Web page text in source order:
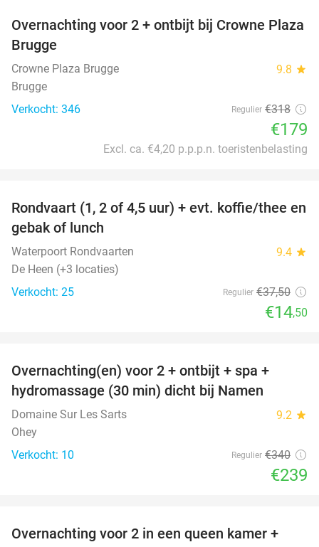
44%
Overnachting voor 2 + ontbijt bij Crowne Plaza
Brugge
Crowne Plaza Brugge 9.8 star
Brugge
Verkocht: 346
Regulier €318
€179
Excl. ca. €4,20 p.p.p.n. toeristenbelasting
61%
Rondvaart (1, 2 of 4,5 uur) + evt. koffie/thee en
gebak of lunch
Waterpoort Rondvaarten 9.4 star
De Heen (+3 locaties)
Verkocht: 25
Regulier €37,50
€14,50
Overnachting(en) voor 2 + ontbijt + spa +
hydromassage (30 min) dicht bij Namen
Domaine Sur Les Sarts 9.2 star
Ohey
Verkocht: 10
Regulier €340
€239
51%
Overnachting voor 2 in een queen kamer +